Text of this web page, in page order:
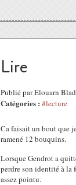
Lire
Publié par Elouarn
Catégories : #lecture
Ca faisait un bout que
ramené 12 bouquins.
Lorsque Gendrot a
perdre son identité à
assez pointu.